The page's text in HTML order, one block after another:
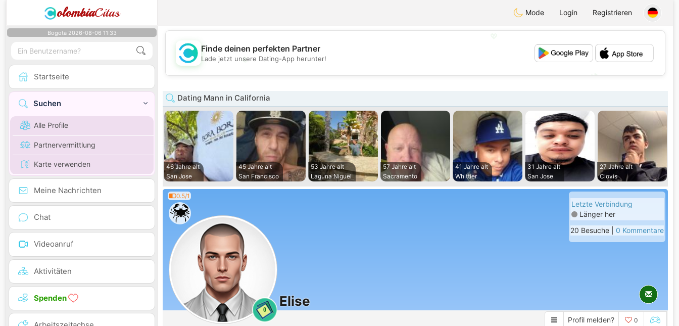
olombiaCitas Mode Login Registrieren
Bogota 2026-08-06 11:33
Startseite
Suchen
Alle Profile
Partnervermittlung
Karte verwenden
Meine Nachrichten
Chat
Videoanruf
Aktivitäten
Spenden
💕
Finde deinen perfekten Partner
Lade jetzt unsere Dating-App herunter!
Dating Mann in California
46 Jahre alt
San Jose
45 Jahre alt
San Francisco
53 Jahre alt
Laguna Niguel
57 Jahre alt
Sacramento
41 Jahre alt
Whittier
31 Jahre alt
San Jose
27 Jahre alt
Clovis
0.5/1
0
Elise
Letzte Verbindung
Länger her
20 Besuche | 0 Kommentare
Profil melden? 0